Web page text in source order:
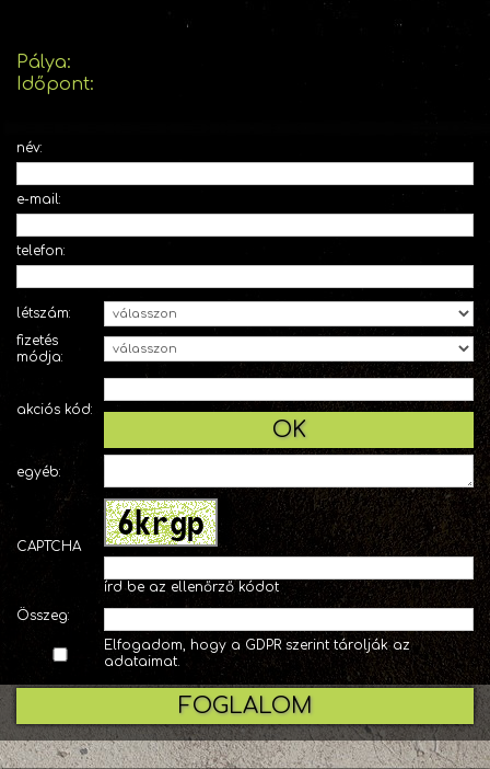
Pálya:
Időpont:
név:
e-mail:
telefon:
létszám:
fizetés
módja:
akciós kód:
OK
egyéb:
CAPTCHA
írd be az ellenőrző kódot
Összeg:
Elfogadom, hogy a GDPR szerint tárolják az
adataimat.
FOGLALOM